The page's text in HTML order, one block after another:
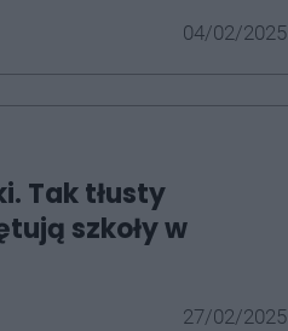
04/02/2025
Tak tłusty
szkoły w
27/02/2025